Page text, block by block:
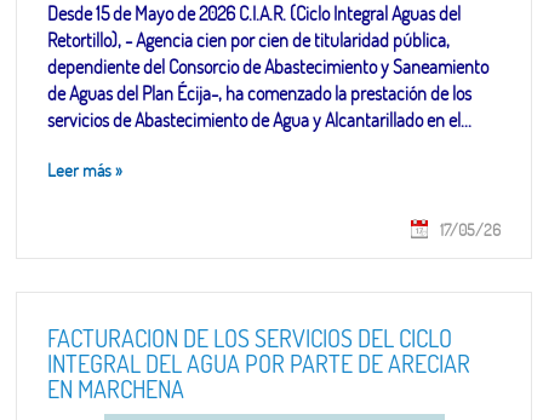
Desde 15 de Mayo de 2026 C.I.A.R. (Ciclo Integral Aguas del
Retortillo), - Agencia cien por cien de titularidad pública,
dependiente del Consorcio de Abastecimiento y Saneamiento
de Aguas del Plan Écija-, ha comenzado la prestación de los
servicios de Abastecimiento de Agua y Alcantarillado en el...
Leer más»
17/05/26
FACTURACIÓN DE LOS SERVICIOS DEL CICLO
INTEGRAL DEL AGUA POR PARTE DE ARECIAR
EN MARCHENA